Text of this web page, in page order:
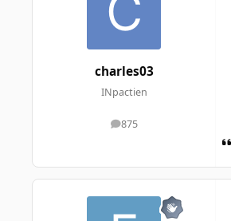
charles03
INpactien
875
messages